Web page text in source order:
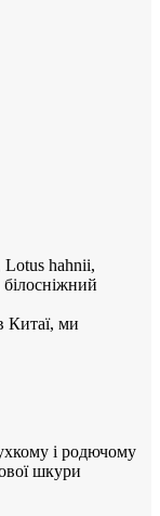
hahnii,
Китаї, ми
і родючому
шкури